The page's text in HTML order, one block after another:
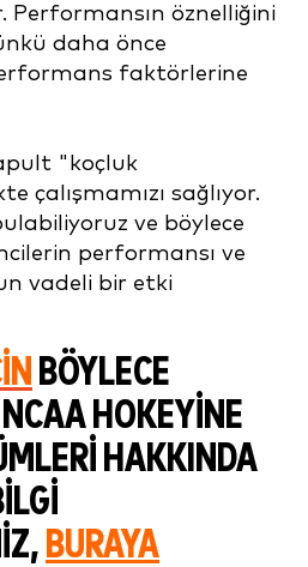
Performansın öznelliğini
daha önce
faktörlerine
"koçluk
çalışmamızı sağlıyor.
ve böylece
performansı ve
vadeli bir etki
BÖYLECE
HOKEYINE
HAKKINDA
BURAYA